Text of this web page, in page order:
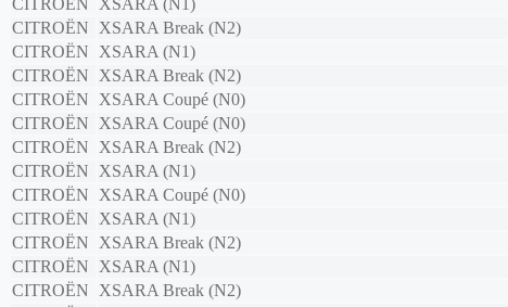
CITROËN
XSARA (N1)
CITROËN
XSARA Break (N2)
CITROËN
XSARA (N1)
CITROËN
XSARA Break (N2)
CITROËN
XSARA Coupé (N0)
CITROËN
XSARA Coupé (N0)
CITROËN
XSARA Break (N2)
CITROËN
XSARA (N1)
CITROËN
XSARA Coupé (N0)
CITROËN
XSARA (N1)
CITROËN
XSARA Break (N2)
CITROËN
XSARA (N1)
CITROËN
XSARA Break (N2)